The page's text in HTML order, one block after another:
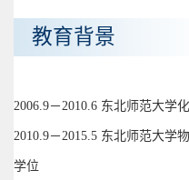
教育背景
2006.9－2010.6 东北师范大学
2010.9－2015.5 东北师范大学
学位